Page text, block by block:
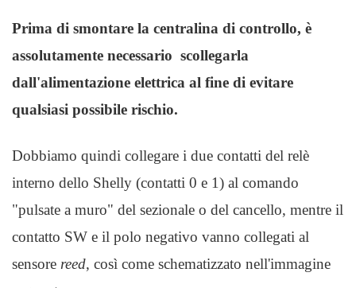
Prima di smontare la centralina di controllo, è
assolutamente necessario scollegarla
dall'alimentazione elettrica al fine di evitare
qualsiasi possibile rischio.
Dobbiamo quindi collegare i due contatti del relè
interno dello Shelly (contatti 0 e 1) al comando
"pulsate a muro" del sezionale o del cancello, mentre il
contatto SW e il polo negativo vanno collegati al
sensore reed, così come schematizzato nell'immagine